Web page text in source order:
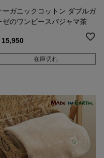
ーガニックコットン ダブルガ
ゼのワンピースパジャマ茶
15,950
在庫切れ